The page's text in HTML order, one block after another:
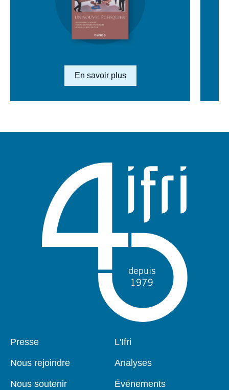
savoir
Lien en savoir plus
En savoir plus
Pied
Presse
Nous rejoindre
Nous soutenir
Navigation
L'Ifri
Analyses
Événements